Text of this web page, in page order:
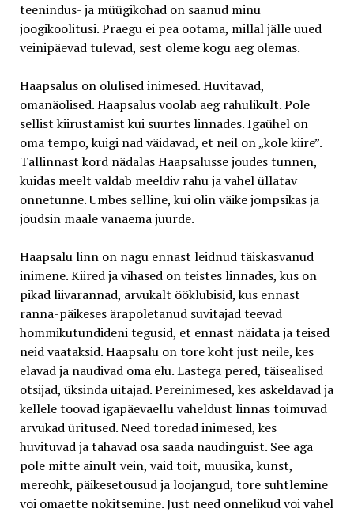
teenindus- ja müügikohad on saanud minu
joogikoolitusi. Praegu ei pea ootama, millal jälle uued
veinipäevad tulevad, sest oleme kogu aeg olemas.
Haapsalus on olulised inimesed. Huvitavad,
omanäolised. Haapsalus voolab aeg rahulikult. Pole
sellist kiirustamist kui suurtes linnades. Igaühel on
oma tempo, kuigi nad väidavad, et neil on „kole kiire”.
Tallinnast kord nädalas Haapsalusse jõudes tunnen,
kuidas meelt valdab meeldiv rahu ja vahel üllatav
õnnetunne. Umbes selline, kui olin väike jõmpsikas ja
jõudsin maale vanaema juurde.
Haapsalu linn on nagu ennast leidnud täiskasvanud
inimene. Kiired ja vihased on teistes linnades, kus on
pikad liivarannad, arvukalt ööklubisid, kus ennast
ranna-päikeses ärapõletanud suvitajad teevad
hommikutundideni tegusid, et ennast näidata ja teised
neid vaataksid. Haapsalu on tore koht just neile, kes
elavad ja naudivad oma elu. Lastega pered, täisealised
otsijad, üksinda uitajad. Pereinimesed, kes askeldavad ja
kellele toovad igapäevaellu vaheldust linnas toimuvad
arvukad üritused. Need toredad inimesed, kes
huvituvad ja tahavad osa saada naudinguist. See aga
pole mitte ainult vein, vaid toit, muusika, kunst,
mereõhk, päikesetõusud ja loojangud, tore suhtlemine
või omaette nokitsemine. Just need õnnelikud või vahel